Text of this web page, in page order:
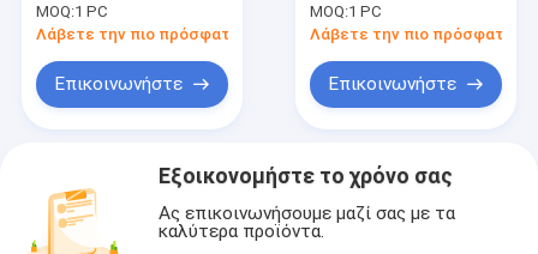
MOQ:1 PC
Λάβετε την πιο πρόσφατη τιμή
Επικοινωνήστε
MOQ:1 PC
Λάβετε την πιο πρόσφατη
Επικοινωνήστε
Εξοικονομήστε το χρόνο σας
Ας επικοινωνήσουμε μαζί σας με τα
καλύτερα προϊόντα.